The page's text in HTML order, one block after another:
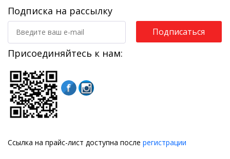
Подписка на рассылку
Подписаться
Присоединяйтесь к нам:
Ссылка на прайс-лист доступна после регистрации